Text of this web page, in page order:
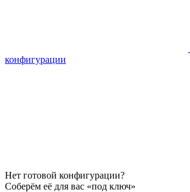
конфигурации
Нет готовой конфигурации?
Соберём её для вас «под ключ»